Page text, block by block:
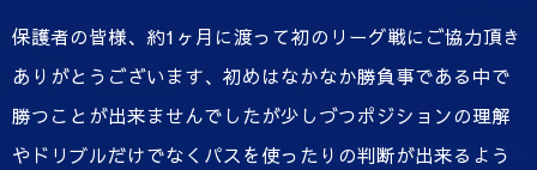
保護者の皆様、約1ヶ月に渡って初のリーグ戦にご協力頂き
ありがとうございます、初めはなかなか勝負事である中で
勝つことが出来ませんでしたが少しづつポジションの理解
やドリブルだけでなくパスを使ったりの判断が出来るよう